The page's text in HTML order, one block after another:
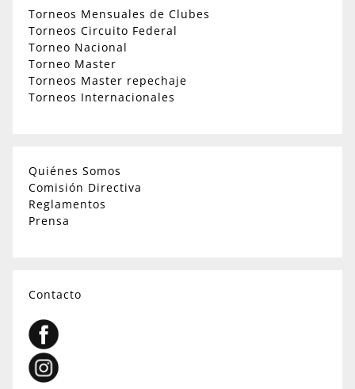
Torneos Mensuales de Clubes
Torneos Circuito Federal
Torneo Nacional
Torneo Master
Torneos Master repechaje
Torneos Internacionales
Quiénes Somos
Comisión Directiva
Reglamentos
Prensa
Contacto